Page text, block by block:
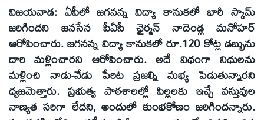
విజయవాడ: ఏపీలో జగనన్న విద్యా కానుకలో భారీ స్కామ్‌
జరిగిందని జనసేన పీఏసీ ఛైర్మన్‌ నాదెండ్ల మనోహర్‌
ఆరోపించారు. జగనన్న విద్యా కానుకలో రూ.120 కోట్ల డబ్బును
దారి మళ్లించారని ఆరోపించారు. అదే విధంగా నిధులను
మళ్లించి నాడు-నేడు పేరిట ప్రజల్ని మభ్య పెడుతున్నారని
ధ్వజమెత్తారు. ప్రభుత్వ పాఠశాలల్లో పిల్లలకు ఇచ్చే వస్తువుల
నాణ్యత సరిగా లేదని, అందులో కుంభకోణం జరిగిందన్నారు.